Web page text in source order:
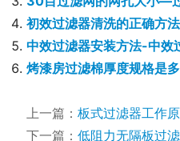
初效过滤器清洗的正确方
中效过滤器安装方法-中效
烤漆房过滤棉厚度规格是
上一篇： 板式过滤器工作
下一篇： 低阻力无隔板过